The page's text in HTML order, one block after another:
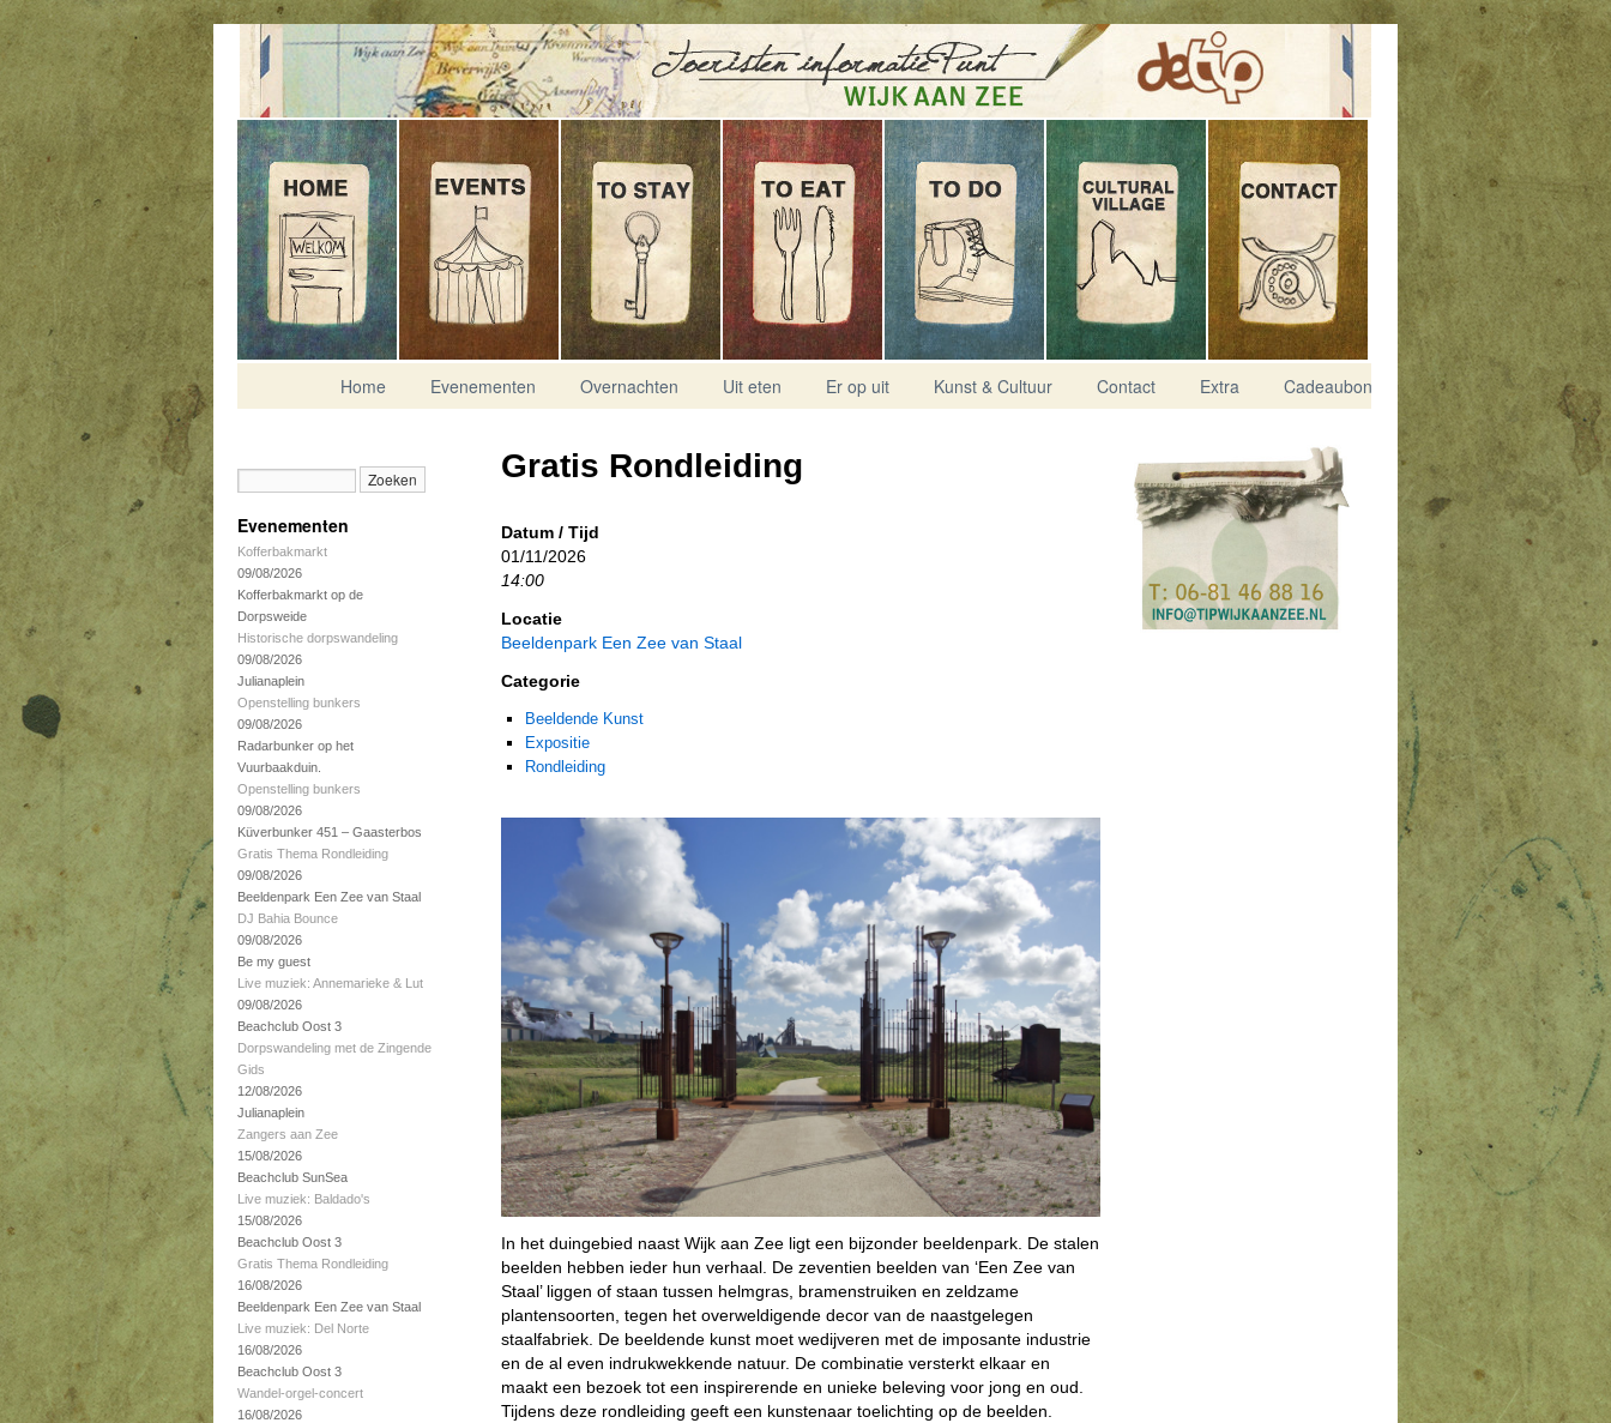
Contact
Home Evenementen Overnachten Uit eten Er op uit Kunst & Cultuur Contact Extra Cadeaubon
Evenementen
Kofferbakmarkt
09/08/2026
Kofferbakmarkt op de
Dorpsweide
Historische dorpswandeling
09/08/2026
Julianaplein
Openstelling bunkers
09/08/2026
Radarbunker op het
Vuurbaakduin.
Openstelling bunkers
09/08/2026
Küverbunker 451 – Gaasterbos
Gratis Thema Rondleiding
09/08/2026
Beeldenpark Een Zee van Staal
DJ Bahia Bounce
09/08/2026
Be my guest
Live muziek: Annemarieke & Lut
09/08/2026
Beachclub Oost 3
Dorpswandeling met de Zingende
Gids
12/08/2026
Julianaplein
Zangers aan Zee
15/08/2026
Beachclub SunSea
Live muziek: Baldado's
15/08/2026
Beachclub Oost 3
Gratis Thema Rondleiding
16/08/2026
Beeldenpark Een Zee van Staal
Live muziek: Del Norte
16/08/2026
Beachclub Oost 3
Wandel-orgel-concert
16/08/2026
Gratis Rondleiding
Datum / Tijd
01/11/2026
14:00
Locatie
Beeldenpark Een Zee van Staal
Categorie
Beeldende Kunst
Expositie
Rondleiding
In het duingebied naast Wijk aan Zee ligt een bijzonder beeldenpark. De stalen
beelden hebben ieder hun verhaal. De zeventien beelden van ‘Een Zee van
Staal’ liggen of staan tussen helmgras, bramenstruiken en zeldzame
plantensoorten, tegen het overweldigende decor van de naastgelegen
staalfabriek. De beeldende kunst moet wedijveren met de imposante industrie
en de al even indrukwekkende natuur. De combinatie versterkt elkaar en
maakt een bezoek tot een inspirerende en unieke beleving voor jong en oud.
Tijdens deze rondleiding geeft een kunstenaar toelichting op de beelden.